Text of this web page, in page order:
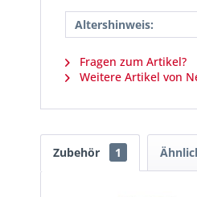
Altershinweis:
Fragen zum Artikel?
Weitere Artikel von
Zubehör 1